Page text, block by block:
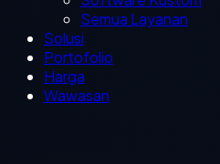
Semua Layanan
Solusi
Portofolio
Harga
Wawasan